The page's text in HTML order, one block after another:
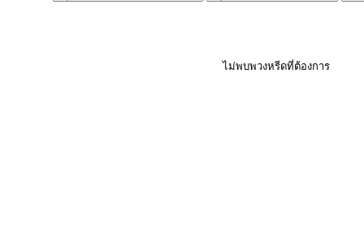
ไม่พบพวงหรีดที่ต้องการ